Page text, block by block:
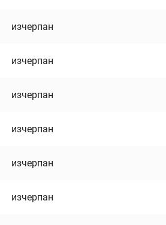
изчерпан
изчерпан
изчерпан
изчерпан
изчерпан
изчерпан